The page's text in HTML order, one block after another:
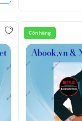
Còn hàng